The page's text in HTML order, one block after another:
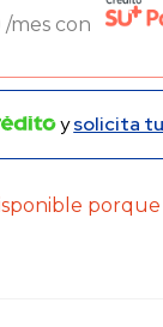
/mes con
ysolicita